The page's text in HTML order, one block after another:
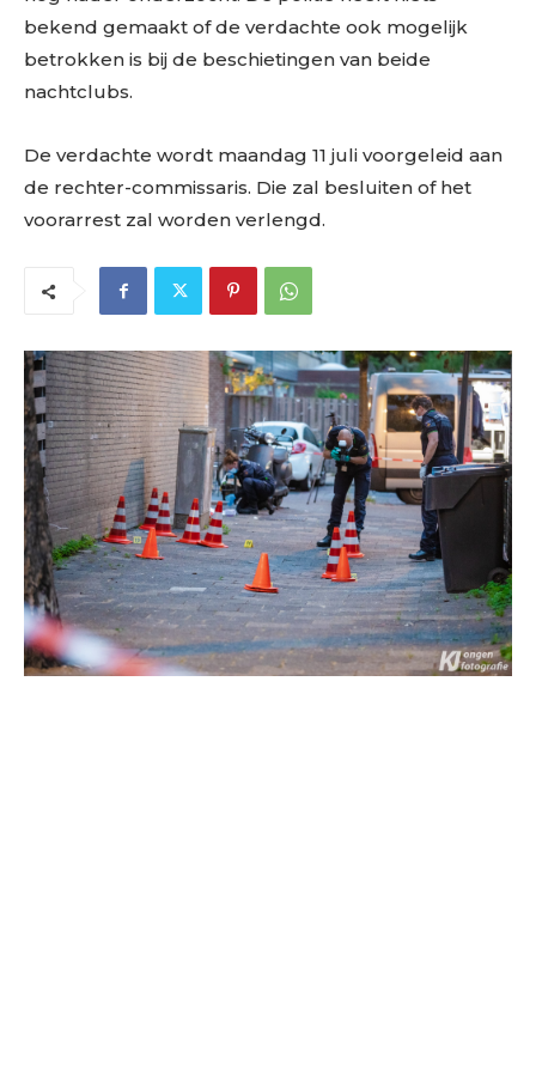
bekend gemaakt of de verdachte ook mogelijk
betrokken is bij de beschietingen van beide
nachtclubs.
De verdachte wordt maandag 11 juli voorgeleid aan
de rechter-commissaris. Die zal besluiten of het
voorarrest zal worden verlengd.